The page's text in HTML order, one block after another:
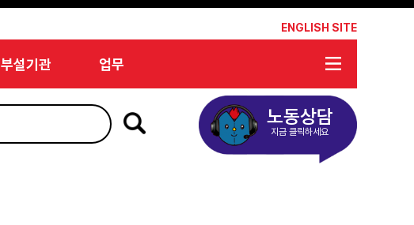
ENGLISH SITE
부설기관 업무
노동상담
지금 클릭하세요